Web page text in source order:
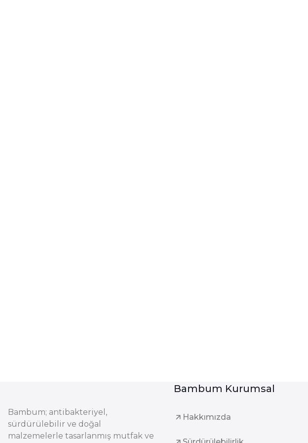
Bambum; antibakteriyel,
sürdürülebilir ve doğal
malzemelerle tasarlanmış mutfak ve
Bambum Kurumsal
Hakkımızda